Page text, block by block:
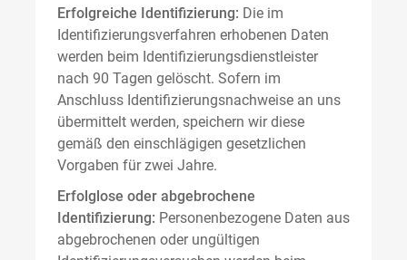
Erfolgreiche Identifizierung: Die im
Identifizierungsverfahren erhobenen Daten
werden beim Identifizierungsdienstleister
nach 90 Tagen gelöscht. Sofern im
Anschluss Identifizierungsnachweise an uns
übermittelt werden, speichern wir diese
gemäß den einschlägigen gesetzlichen
Vorgaben für zwei Jahre.
Erfolglose oder abgebrochene
Identifizierung: Personenbezogene Daten aus
abgebrochenen oder ungültigen